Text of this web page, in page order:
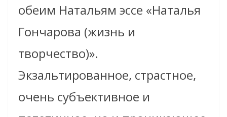
обеим Натальям эссе «Наталья
Гончарова (жизнь и
творчество)».
Экзальтированное, страстное,
очень субъективное и